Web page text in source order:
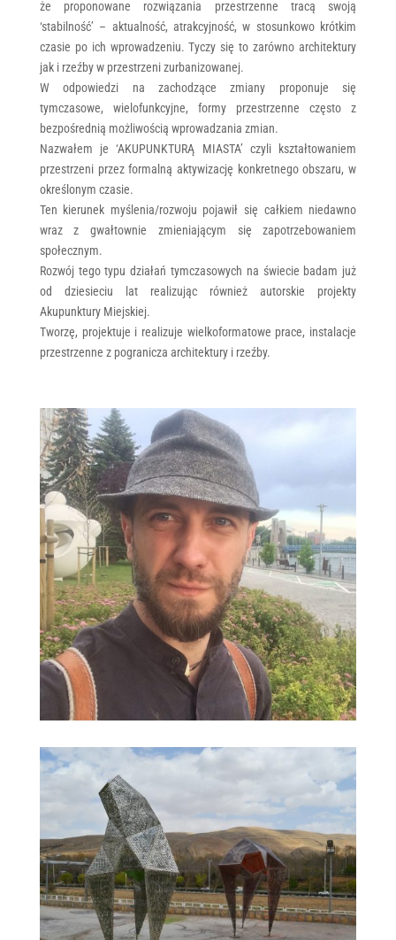
że proponowane rozwiązania przestrzenne tracą swoją
‘stabilność’ – aktualność, atrakcyjność, w stosunkowo krótkim
czasie po ich wprowadzeniu. Tyczy się to zarówno architektury
jak i rzeźby w przestrzeni zurbanizowanej.
W odpowiedzi na zachodzące zmiany proponuje się
tymczasowe, wielofunkcyjne, formy przestrzenne często z
bezpośrednią możliwością wprowadzania zmian.
Nazwałem je ‘AKUPUNKTURĄ MIASTA’ czyli kształtowaniem
przestrzeni przez formalną aktywizację konkretnego obszaru, w
określonym czasie.
Ten kierunek myślenia/rozwoju pojawił się całkiem niedawno
wraz z gwałtownie zmieniającym się zapotrzebowaniem
społecznym.
Rozwój tego typu działań tymczasowych na świecie badam już
od dziesieciu lat realizując również autorskie projekty
Akupunktury Miejskiej.
Tworzę, projektuje i realizuje wielkoformatowe prace, instalacje
przestrzenne z pogranicza architektury i rzeźby.